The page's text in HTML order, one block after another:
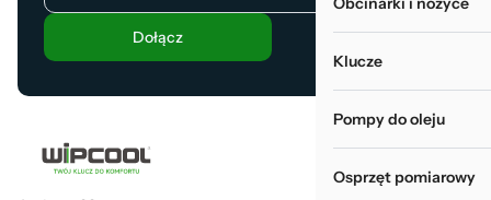
Klucze
Pompy do oleju
Osprzęt pomiarowy
Dołącz